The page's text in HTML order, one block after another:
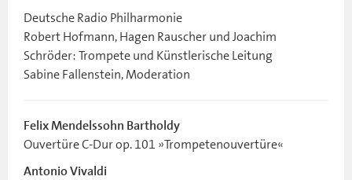
Deutsche Radio Philharmonie
Robert Hofmann, Hagen Rauscher und Joachim
Schröder: Trompete und Künstlerische Leitung
Sabine Fallenstein, Moderation
Felix Mendelssohn Bartholdy
Ouvertüre C-Dur op. 101 »Trompetenouvertüre«
Antonio Vivaldi